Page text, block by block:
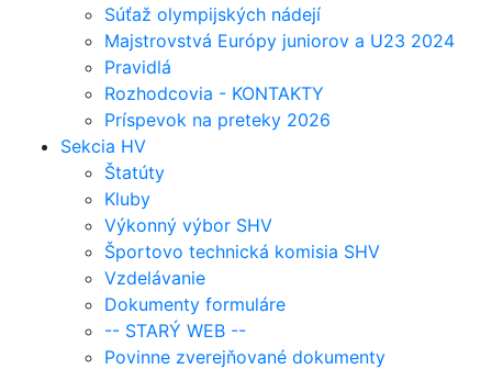
Súťaž olympijských nádejí
Majstrovstvá Európy juniorov a U23 2024
Pravidlá
Rozhodcovia - KONTAKTY
Príspevok na preteky 2026
Sekcia HV
Štatúty
Kluby
Výkonný výbor SHV
Športovo technická komisia SHV
Vzdelávanie
Dokumenty formuláre
-- STARÝ WEB --
Povinne zverejňované dokumenty